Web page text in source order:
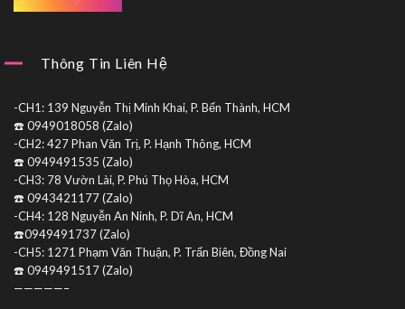
Thông Tin Liên Hệ
-CH1: 139 Nguyễn Thị Minh Khai, P. Bến Thành, HCM
☎️ 0949018058 (Zalo)
-CH2: 427 Phan Văn Trị, P. Hạnh Thông, HCM
☎️ 0949491535 (Zalo)
-CH3: 78 Vườn Lài, P. Phú Thọ Hòa, HCM
☎️ 0943421177 (Zalo)
-CH4: 128 Nguyễn An Ninh, P. Dĩ An, HCM
☎️0949491737 (Zalo)
-CH5: 1271 Phạm Văn Thuận, P. Trấn Biên, Đồng Nai
☎️ 0949491517 (Zalo)
—————–